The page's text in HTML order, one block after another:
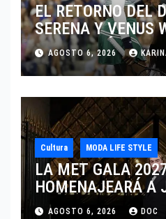
EL RETORNO DEL
SERENA Y VENUS
DISPUTARÁN LOS
CINCINNATI 2026
AGOSTO 6, 2026
Cultura MODA LIFE STYLE
LA MET GALA
HOMENAJEARÁ A
MARCANDO EL
AGOSTO 6, 2026 DOC